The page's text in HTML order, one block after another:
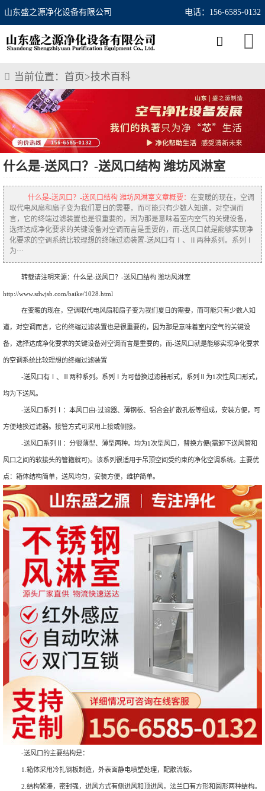
山东盛之源净化设备有限公司 电话：156-6585-0132
当前位置： 首页>技术百科
什么是-送风口？-送风口结构 潍坊风淋室
什么是-送风口？-送风口结构 潍坊风淋室文章概要： 在变暖的现在，空调
取代电风扇和扇子变为我们夏日的需要，而可能只有少数人知道，对空调而
言，它的终端过滤装置也是很重要的，因为那是意味着室内空气的关键设备，
选择达成净化要求的关键设备对空调而言是重要的，而-送风口就是能够实现净
化要求的空调系统比较理想的终端过滤装置-送风口有Ⅰ、Ⅱ两种系列。系列Ⅰ
为···
转载请注明来源： 什么是-送风口？-送风口结构 潍坊风淋室
http://www.sdwjsb.com/baike/1028.html
在变暖的现在，空调取代电风扇和扇子变为我们夏日的需要，而可能只有少数人知
道，对空调而言，它的终端过滤装置也是很重要的，因为那是意味着室内空气的关键设
备，选择达成净化要求的关键设备对空调而言是重要的，而-送风口就是能够实现净化要求
的空调系统比较理想的终端过滤装置
-送风口有Ⅰ、Ⅱ两种系列。系列Ⅰ为可替换过滤器形式，系列Ⅱ为1次性风口形式，
均为下送风。
-送风口系列Ⅰ：本风口由-过滤器、薄钢板、铝合金扩散孔板等组成，安装方便，可
方便地换过滤器。接管方式可采用上接或侧接。
-送风口系列Ⅱ：分很薄型、薄型两种。均为1次型风口，替换方便(需卸下送风管和
风口之间的软接头的管箍就可)。该系列很适用于吊顶空间受约束的净化空调系统。主要优
点：箱体结构简单，送风均匀，安装方便，维护简单。
-送风口的主要结构是：
1.箱体采用冷扎钢板制造，外表面静电喷塑处理，配散流板。
2.结构紧凑，密封强，进风方式有侧进风和顶进风，法兰口有方形和圆形两种结构。